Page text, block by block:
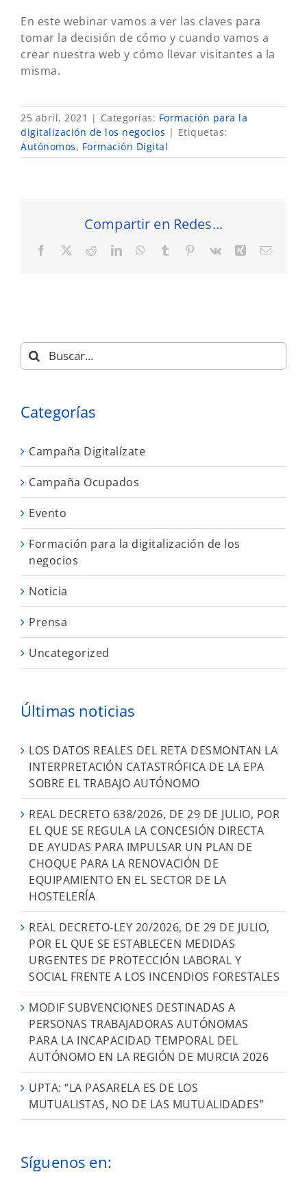
En este webinar vamos a ver las claves para
tomar la decisión de cómo y cuando vamos a
crear nuestra web y cómo llevar visitantes a la
misma.
25 abril, 2021 | Categorías: Formación para la
digitalización de los negocios | Etiquetas:
Autónomos, Formación Digital
Compartir en Redes...
Facebook RedditLinkedInWhatsApp
Tumblr Pinterest
Vk XingCorreo
Buscar:
Categorías
Campaña Digitalízate
Campaña Ocupados
Evento
Formación para la digitalización de los
negocios
Noticia
Prensa
Uncategorized
Últimas noticias
LOS DATOS REALES DEL RETA DESMONTAN LA
INTERPRETACIÓN CATASTRÓFICA DE LA EPA
SOBRE EL TRABAJO AUTÓNOMO
REAL DECRETO 638/2026, DE 29 DE JULIO, POR
EL QUE SE REGULA LA CONCESIÓN DIRECTA
DE AYUDAS PARA IMPULSAR UN PLAN DE
CHOQUE PARA LA RENOVACIÓN DE
EQUIPAMIENTO EN EL SECTOR DE LA
HOSTELERÍA
REAL DECRETO-LEY 20/2026, DE 29 DE JULIO,
POR EL QUE SE ESTABLECEN MEDIDAS
URGENTES DE PROTECCIÓN LABORAL Y
SOCIAL FRENTE A LOS INCENDIOS FORESTALES
MODIF SUBVENCIONES DESTINADAS A
PERSONAS TRABAJADORAS AUTÓNOMAS
PARA LA INCAPACIDAD TEMPORAL DEL
AUTÓNOMO EN LA REGIÓN DE MURCIA 2026
UPTA: “LA PASARELA ES DE LOS
MUTUALISTAS, NO DE LAS MUTUALIDADES”
Síguenos en: